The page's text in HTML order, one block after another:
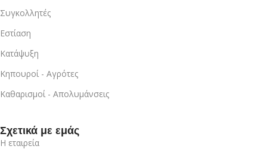
Συγκολλητές
Εστίαση
Κατάψυξη
Κηπουροί - Αγρότες
Καθαρισμοί - Απολυμάνσεις
Σχετικά με εμάς
Η εταιρεία